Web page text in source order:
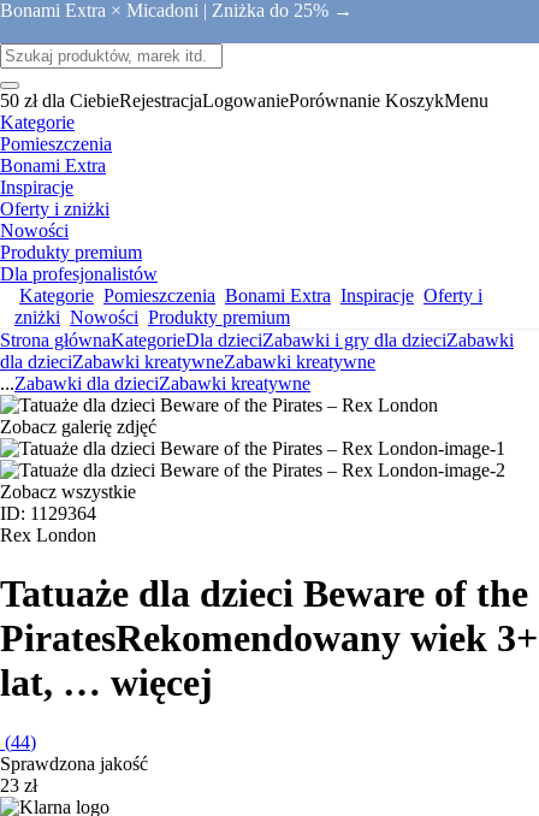
Bonami Extra × Micadoni | Zniżka do 25% →
50 zł dla CiebieRejestracjaLogowaniePorównanie KoszykMenu
Kategorie
Pomieszczenia
Bonami Extra
Inspiracje
Oferty i zniżki
Nowości
Produkty premium
Dla profesjonalistów
Kategorie Pomieszczenia Bonami Extra Inspiracje Oferty i
zniżki Nowości Produkty premium
Strona głównaKategorieDla dzieciZabawki i gry dla dzieciZabawki
dla dzieciZabawki kreatywneZabawki kreatywne
...Zabawki dla dzieciZabawki kreatywne
Zobacz galerię zdjęć
Zobacz wszystkie
ID: 1129364
Rex London
Tatuaże dla dzieci Beware of the
PiratesRekomendowany wiek 3+
lat, … więcej
(44)
Sprawdzona jakość
23 zł